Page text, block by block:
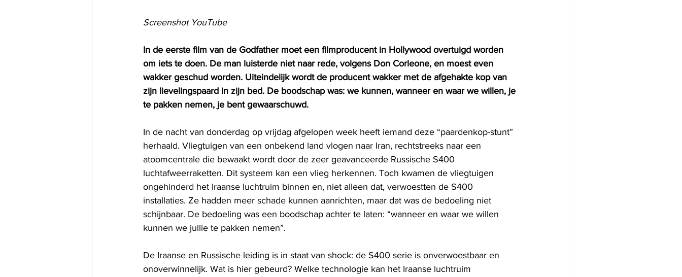
Screenshot YouTube
In de eerste film van de Godfather moet een filmproducent in Hollywood overtuigd worden
om iets te doen. De man luisterde niet naar rede, volgens Don Corleone, en moest even
wakker geschud worden. Uiteindelijk wordt de producent wakker met de afgehakte kop van
zijn lievelingspaard in zijn bed. De boodschap was: we kunnen, wanneer en waar we willen, je
te pakken nemen, je bent gewaarschuwd.
In de nacht van donderdag op vrijdag afgelopen week heeft iemand deze “paardenkop-stunt”
herhaald. Vliegtuigen van een onbekend land vlogen naar Iran, rechtstreeks naar een
atoomcentrale die bewaakt wordt door de zeer geavanceerde Russische S400
luchtafweerraketten. Dit systeem kan een vlieg herkennen. Toch kwamen de vliegtuigen
ongehinderd het Iraanse luchtruim binnen en, niet alleen dat, verwoestten de S400
installaties. Ze hadden meer schade kunnen aanrichten, maar dat was de bedoeling niet
schijnbaar. De bedoeling was een boodschap achter te laten: “wanneer en waar we willen
kunnen we jullie te pakken nemen”.
De Iraanse en Russische leiding is in staat van shock: de S400 serie is onverwoestbaar en
onoverwinnelijk. Wat is hier gebeurd? Welke technologie kan het Iraanse luchtruim